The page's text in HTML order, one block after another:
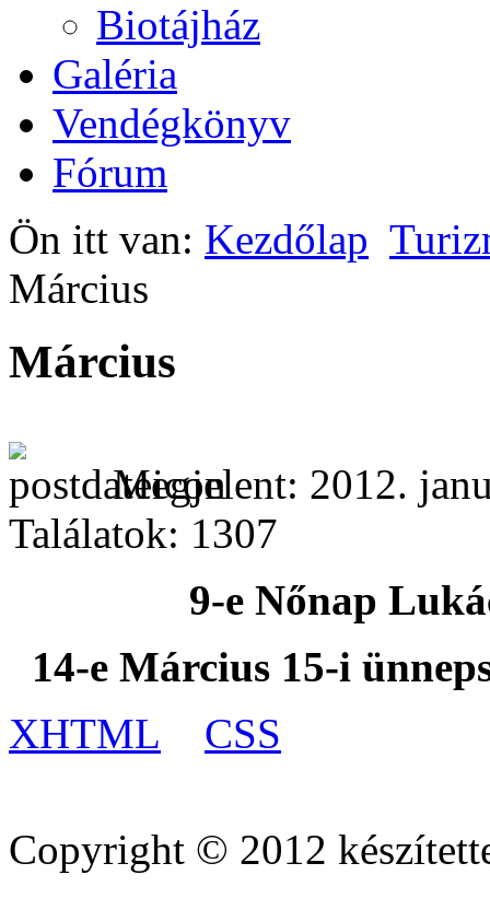
Biotájház
Galéria
Vendégkönyv
Fórum
Ön itt van: Kezdőlap
Március
Március
Megjelent: 2012.
Találatok: 1307
9-e Nőnap
14-e Március 15-i
XHTML
CSS
Copyright © 2012